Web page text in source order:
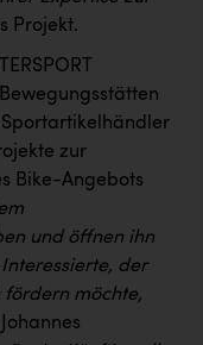
Projekt.
Sportartikelhändler
zur
Bike-Angebots
und öffnen ihn
der
möchte,